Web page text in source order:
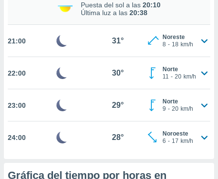
para
ni para
no
web a
Puesta del sol a las 20:10
Última luz a las 20:38
21:00 31°
Noreste
8 - 18 km/h
22:00 30°
Norte
11 - 20 km/h
23:00 29°
Norte
9 - 20 km/h
24:00 28°
Noroeste
6 - 17 km/h
Gráfica del tiempo por horas en